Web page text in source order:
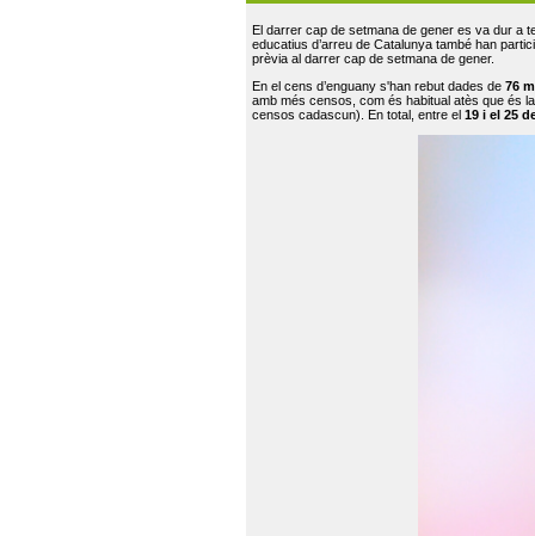
El darrer cap de setmana de gener es va dur a
educatius d’arreu de Catalunya també han
prèvia al darrer cap de setmana de gener.
En el cens d’enguany s'han rebut dades de 76
amb més censos, com és habitual atès que és
censos cadascun). En total, entre el 19 i el 25